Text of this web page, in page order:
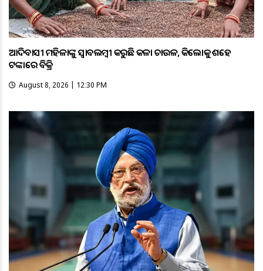
ଆଦିବାସୀ ମହିଳାଙ୍କୁ ସ୍ଵାବଲମ୍ଵୀ କରୁଛି କଳା ଚାଉଳ, କିଲୋକୁ ଶହେ
ଟଙ୍କାରେ ବିକ୍ରି
August 8, 2026 | 12:30 PM